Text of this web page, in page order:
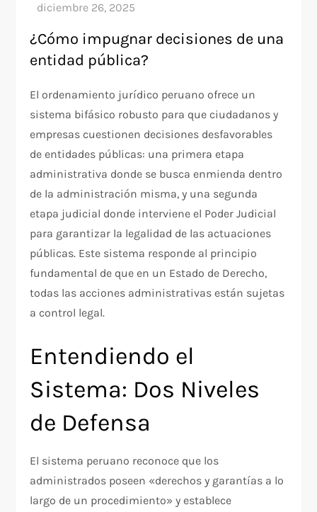
¿Cómo impugnar decisiones de una
entidad pública?
El ordenamiento jurídico peruano ofrece un
sistema bifásico robusto para que ciudadanos y
empresas cuestionen decisiones desfavorables
de entidades públicas: una primera etapa
administrativa donde se busca enmienda dentro
de la administración misma, y una segunda
etapa judicial donde interviene el Poder Judicial
para garantizar la legalidad de las actuaciones
públicas. Este sistema responde al principio
fundamental de que en un Estado de Derecho,
todas las acciones administrativas están sujetas
a control legal.​
Entendiendo el
Sistema: Dos Niveles
de Defensa
El sistema peruano reconoce que los
administrados poseen «derechos y garantías a lo
largo de un procedimiento» y establece